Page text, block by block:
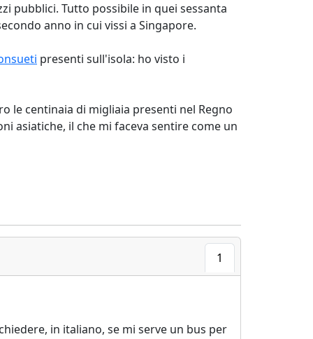
pubblici. Tutto possibile in quei sessanta
anno in cui vissi a Singapore.
presenti sull'isola: ho visto i
le centinaia di migliaia presenti nel Regno
asiatiche, il che mi faceva sentire come un
1
in italiano, se mi serve un bus per